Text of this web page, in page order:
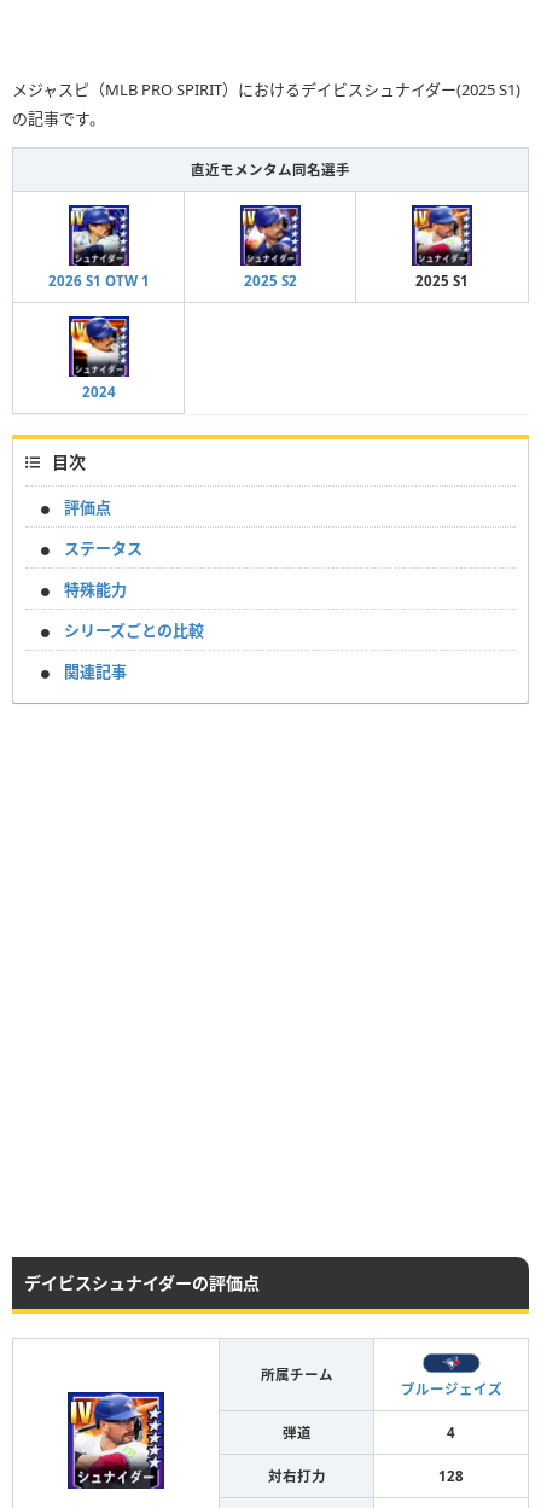
メジャスピ（MLB PRO SPIRIT）におけるデイビスシュナイダー(2025 S1)
の記事です。
直近モメンタム同名選手
2026 S1 OTW 1 2025 S2 2025 S1
2024
目次
評価点
ステータス
特殊能力
シリーズごとの比較
関連記事
デイビスシュナイダーの評価点
所属チーム
ブルージェイズ
弾道 4
対右打力 128